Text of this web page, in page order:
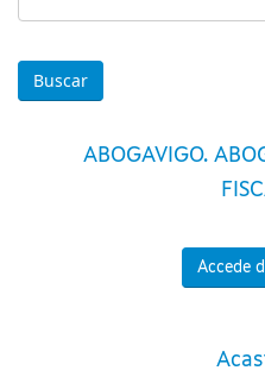
ABOGAVIGO.
Accede